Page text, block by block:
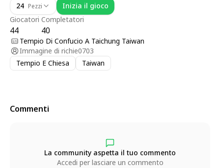
Giocatori
44
Completatori
40
24 Pezzi Inizia il gioco
Tempio Di Confucio A Taichung Taiwan
Immagine di richie0703
Tempio E Chiesa
Taiwan
Commenti
La community aspetta il tuo commento
Accedi per lasciare un commento